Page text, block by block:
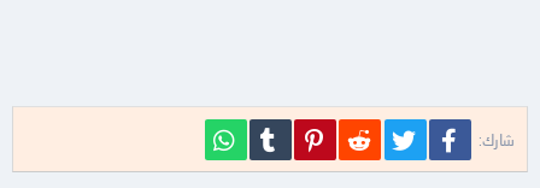
شارك: فيسبوك تويتر Reddit
Pinterest
Tumblr